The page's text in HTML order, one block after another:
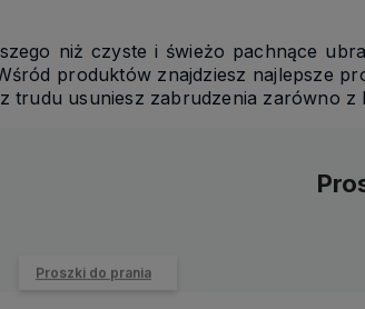
niż czyste i świeżo pachnące
produktów znajdziesz najlepsze
trudu usuniesz zabrudzenia zarówno z
Proszki do prania